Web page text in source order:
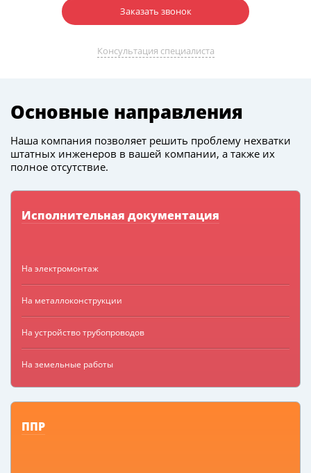
Заказать звонок
Консультация специалиста
Основные направления
Наша компания позволяет решить проблему нехватки
штатных инженеров в вашей компании, а также их
полное отсутствие.
Исполнительная документация
На электромонтаж
На металлоконструкции
На устройство трубопроводов
На земельные работы
ППР